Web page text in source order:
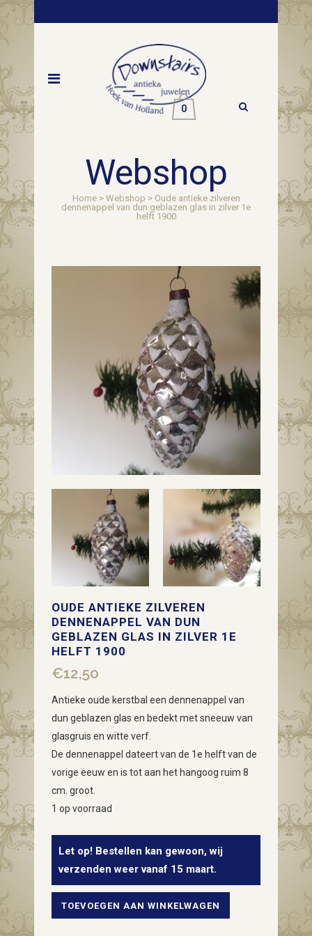
0
Webshop
Home> Webshop > Oude antieke zilveren
dennenappel van dun geblazen glas in zilver 1e
helft 1900
OUDE ANTIEKE ZILVEREN
DENNENAPPEL VAN DUN
GEBLAZEN GLAS IN ZILVER 1E
HELFT 1900
€12,50
Antieke oude kerstbal een dennenappel van
dun geblazen glas en bedekt met sneeuw van
glasgruis en witte verf.
De dennenappel dateert van de 1e helft van de
vorige eeuw en is tot aan het hangoog ruim 8
cm. groot.
1 op voorraad
Let op! Bestellen kan gewoon, wij
verzenden weer vanaf 15 maart.
Oude
TOEVOEGEN AAN WINKELWAGEN